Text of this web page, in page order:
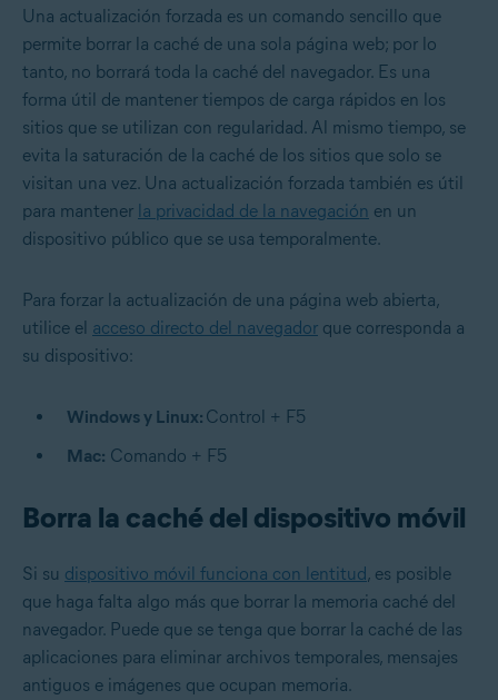
Una actualización forzada es un comando sencillo que
permite borrar la caché de una sola página web; por lo
tanto, no borrará toda la caché del navegador. Es una
forma útil de mantener tiempos de carga rápidos en los
sitios que se utilizan con regularidad. Al mismo tiempo, se
evita la saturación de la caché de los sitios que solo se
visitan una vez. Una actualización forzada también es útil
para mantener la privacidad de la navegación en un
dispositivo público que se usa temporalmente.
Para forzar la actualización de una página web abierta,
utilice el acceso directo del navegador que corresponda a
su dispositivo:
Windows y Linux: Control + F5
Mac: Comando + F5
Borra la caché del dispositivo móvil
Si su dispositivo móvil funciona con lentitud, es posible
que haga falta algo más que borrar la memoria caché del
navegador. Puede que se tenga que borrar la caché de las
aplicaciones para eliminar archivos temporales, mensajes
antiguos e imágenes que ocupan memoria.